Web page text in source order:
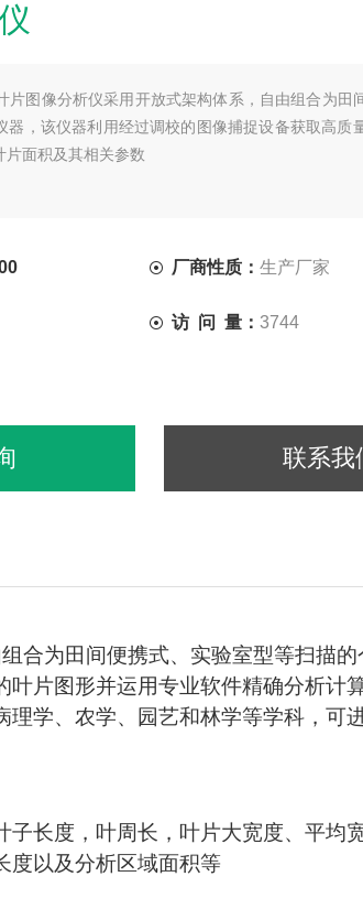
片图像分析仪采用开放式架构体系，自由组合为田
器，该仪器利用经过调校的图像捕捉设备获取高质
片面积及其相关参数
厂商性质： 生产厂家
访 问 量： 3744
联系我
合为田间便携式、实验室型等扫描
片图形并运用专业软件精确分析计
学、农学、园艺和林学等学科，可
长度，叶周长，叶片大宽度、平均
度以及分析区域面积等